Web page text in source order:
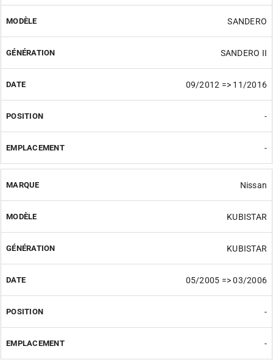
SANDERO
SANDERO II
09/2012 => 11/2016
-
-
Nissan
KUBISTAR
KUBISTAR
05/2005 => 03/2006
-
-